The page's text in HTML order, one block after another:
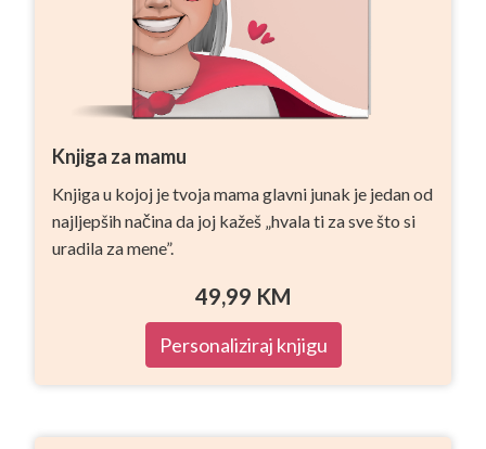
Knjiga za mamu
Knjiga u kojoj je tvoja mama glavni junak je jedan od
najljepših načina da joj kažeš „hvala ti za sve što si
uradila za mene”.
49,99 KM
Personaliziraj knjigu